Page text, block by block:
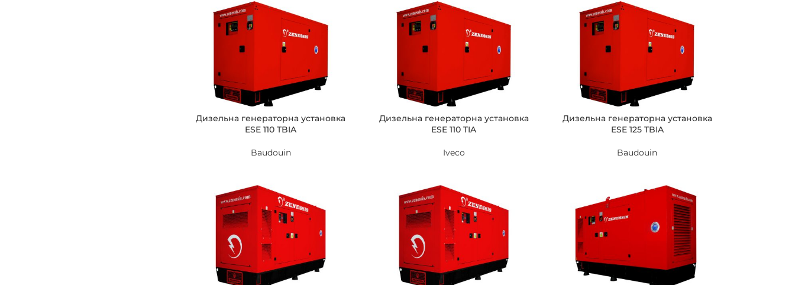
Дизельна генераторна установка
ESE 110 TBIA
Baudouin
Дизельна генераторна установка
ESE 110 TIA
Iveco
Дизельна генераторна установка
ESE 125 TBIA
Baudouin